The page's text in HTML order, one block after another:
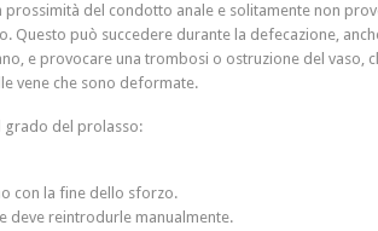
del condotto anale e solitamente non
Questo può succedere durante la defecazione,
e provocare una trombosi o ostruzione del
vene che sono deformate.
grado del prolasso:
con la fine dello sforzo.
deve reintrodurle manualmente.